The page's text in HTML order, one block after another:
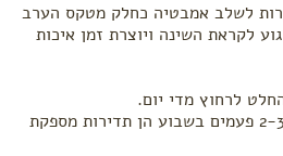
לשלב אמבטיה כחלק מטקס הערב
לקראת השינה ויוצרת זמן איכות
לרחוץ מדי יום.
אם הוא פחות מתחבר - גם 2-3 פעמים בשבוע הן תדירות מספקת